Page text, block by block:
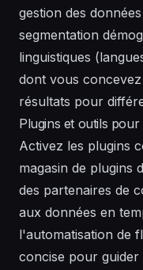
gestion des
segmentation
linguistiques
dont vous
résultats pour
Plugins et outils
Activez les plugins
magasin de plugins
des partenaires de
aux données en
l'automatisation de
concise pour